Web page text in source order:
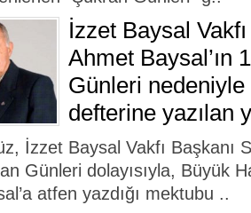
İzzet Baysal
Ahmet Baysal’ın
Günleri nedeniyle
defterine yazılan
İzzet Baysal Vakfı Başkanı
Günleri dolayısıyla, Büyük
atfen yazdığı mektubu ..